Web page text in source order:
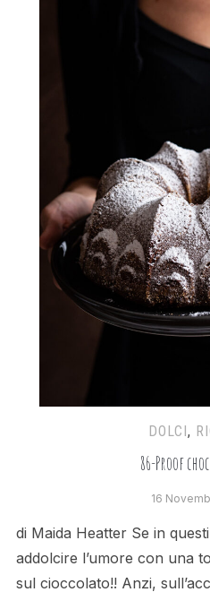
DOLCI ,
86-Proof
16
di Maida Heatter Se in
addolcire l’umore con una
sul cioccolato!! Anzi,